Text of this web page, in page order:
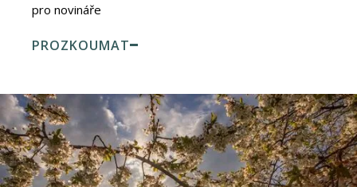
pro novináře
PROZKOUMAT